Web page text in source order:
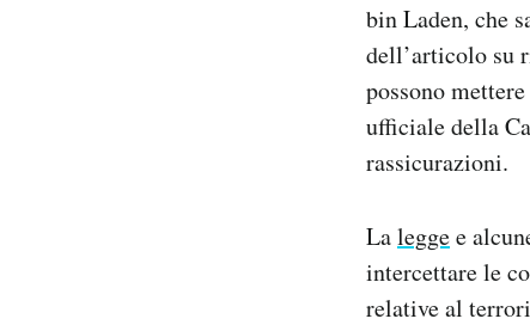
bin Laden, che
dell’articolo su
possono
ufficiale della
rassicurazioni.
Laleggee
intercettare le
relative al